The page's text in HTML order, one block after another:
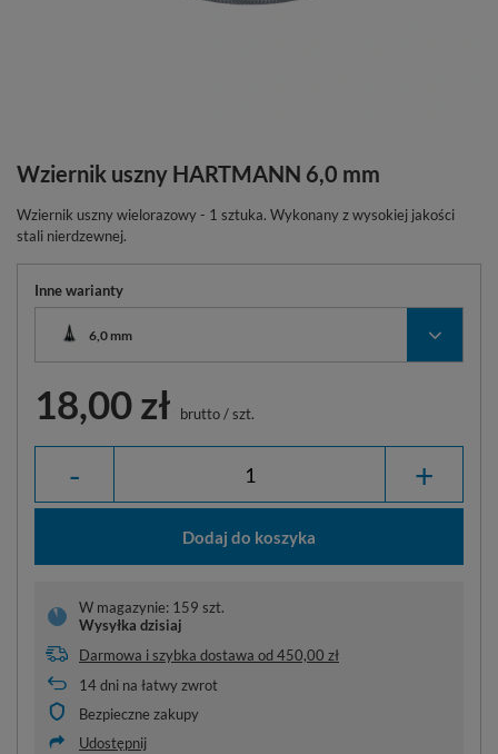
Wziernik uszny HARTMANN 6,0 mm
Wziernik uszny wielorazowy - 1 sztuka. Wykonany z wysokiej jakości
stali nierdzewnej.
Inne warianty
6,0 mm
18,00 zł brutto/szt.
- +
Dodaj do koszyka
W magazynie: 159 szt.
Wysyłka dzisiaj
Darmowa i szybka dostawa od450,00 zł
14dni na łatwy zwrot
Bezpieczne zakupy
Udostępnij